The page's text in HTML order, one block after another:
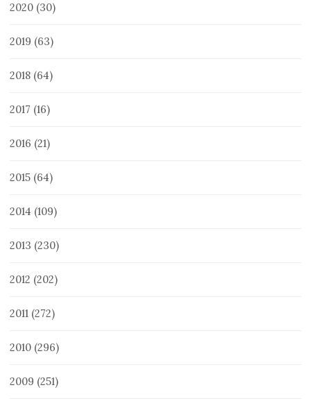
2020 (30)
2019 (63)
2018 (64)
2017 (16)
2016 (21)
2015 (64)
2014 (109)
2013 (230)
2012 (202)
2011 (272)
2010 (296)
2009 (251)